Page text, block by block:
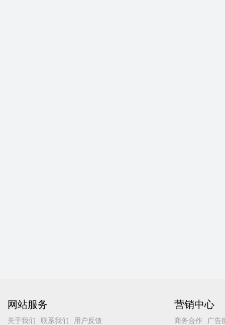
网站服务
关于我们 联系我们
用户反馈
营销中心
商务合作
广告